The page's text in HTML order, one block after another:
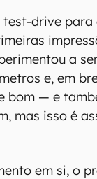
drive para
a
e, em
bom — e
mas isso é
em si, o